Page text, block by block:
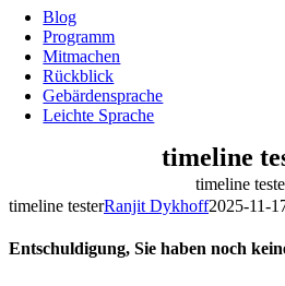
Blog
Programm
Mitmachen
Rückblick
Gebärdensprache
Leichte Sprache
timeline
timeline
timeline testerRanjit Dykhoff2025-11-
Entschuldigung, Sie haben noch